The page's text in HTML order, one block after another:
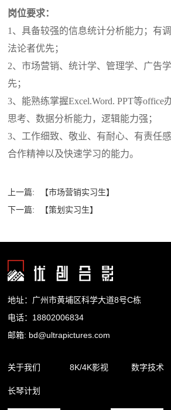
岗位要求：
1、具备较强的信息统计分析能力；有
法论者优先；
2、市场营销、统计学、管理学、广告
先；
3、能熟练掌握Excel.Word. PPT等office
思考、数据分析能力，逻辑能力强；
3、工作细致、敬业、有耐心、有责任
合作精神以及快速学习的能力。
上一篇:
【市场营销实习生】
下一篇:
【策划实习生】
地址：广州市黄埔区科学大道8号C栋
电话：18802006834
邮箱: bd@ultrapictures.com
关于我们
企业简介
8K/4K影视 数字技术
长琴计划